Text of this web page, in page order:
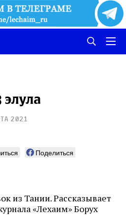
элула
2021
Поделиться
из Тании. Рассказывает
«Лехаим» Борух